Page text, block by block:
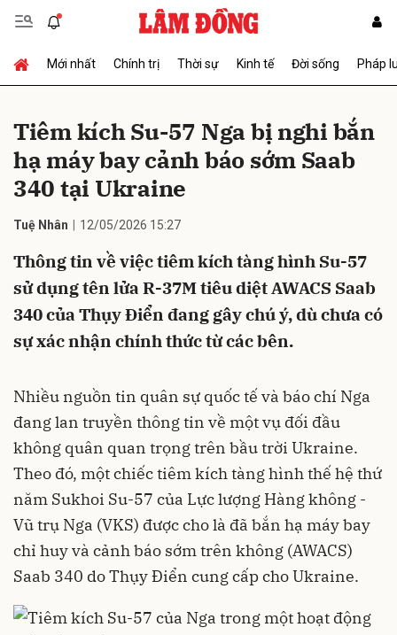
Mới nhất Chính trị Thời sự Kinh tế Đời sống Pháp
Tiêm kích Su-57 Nga bị nghi bắn
hạ máy bay cảnh báo sớm Saab
340 tại Ukraine
Tuệ Nhân 12/05/2026 15:27
Thông tin về việc tiêm kích tàng hình Su-57
sử dụng tên lửa R-37M tiêu diệt AWACS Saab
340 của Thụy Điển đang gây chú ý, dù chưa có
sự xác nhận chính thức từ các bên.
Nhiều nguồn tin quân sự quốc tế và báo chí Nga
đang lan truyền thông tin về một vụ đối đầu
không quân quan trọng trên bầu trời Ukraine.
Theo đó, một chiếc tiêm kích tàng hình thế hệ thứ
năm Sukhoi Su-57 của Lực lượng Hàng không -
Vũ trụ Nga (VKS) được cho là đã bắn hạ máy bay
chỉ huy và cảnh báo sớm trên không (AWACS)
Saab 340 do Thụy Điển cung cấp cho Ukraine.
Gửi bình luận
Hủy Gửi